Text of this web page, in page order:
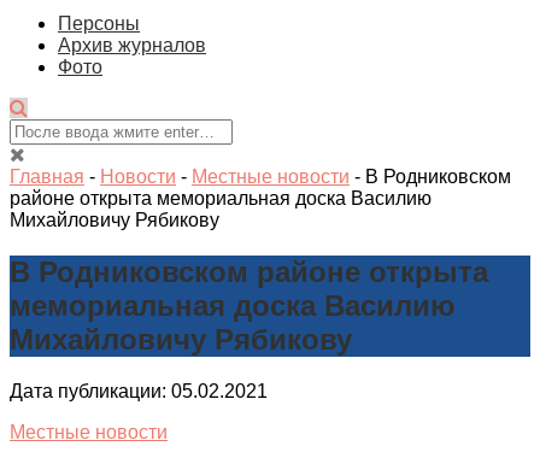
Персоны
Архив журналов
Фото
Главная - Новости - Местные новости - В Родниковском
районе открыта мемориальная доска Василию
Михайловичу Рябикову
В Родниковском районе открыта
мемориальная доска Василию
Михайловичу Рябикову
Дата публикации: 05.02.2021
Местные новости